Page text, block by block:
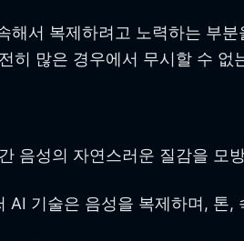
서 복제하려고 노력하는 부
히 많은 경우에서 무시할 수 없
음성의 자연스러운 질감을 모
기술은 음성을 복제하며, 톤